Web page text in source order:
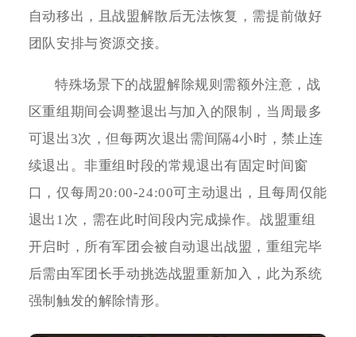
自动移出，且战盟解散后无法恢复，需提前做好
团队安排与资源交接。
特殊场景下的战盟解除规则需额外注意，战
区重组期间会调整退出与加入的限制，当周最多
可退出3次，但每两次退出需间隔4小时，禁止连
续退出。非重组时段的常规退出有固定时间窗
口，仅每周20:00-24:00可主动退出，且每周仅能
退出1次，需在此时间段内完成操作。战盟重组
开启时，所有军团会被自动退出战盟，重组完毕
后需由军团长手动挑选战盟重新加入，此为系统
强制触发的解除情形。